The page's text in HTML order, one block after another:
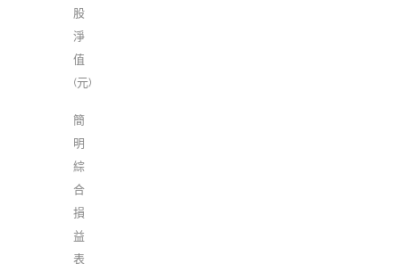
股
淨
值
(元)
簡
明
綜
合
損
益
表